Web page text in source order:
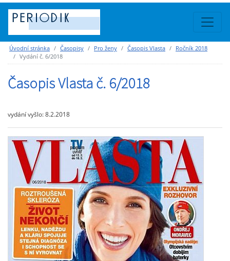
Úvodní stránka Časopisy Pro ženy Časopis Vlasta
Ročník 2018
Vydání č. 6/2018
Časopis Vlasta č. 6/2018
vydání vyšlo: 8.2.2018